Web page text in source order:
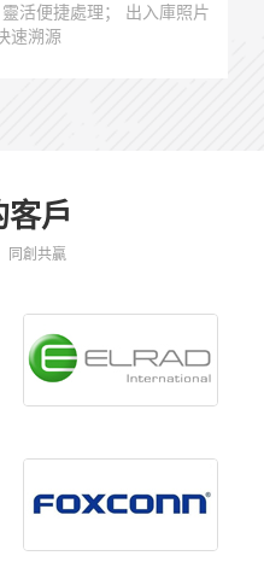
活便捷處理； 出入庫照片
速溯源
客戶
同創共贏